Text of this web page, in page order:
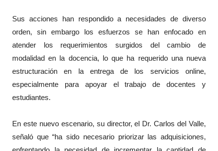
Sus acciones han respondido a necesidades de diverso
orden, sin embargo los esfuerzos se han enfocado en
atender los requerimientos surgidos del cambio de
modalidad en la docencia, lo que ha requerido una nueva
estructuración en la entrega de los servicios online,
especialmente para apoyar el trabajo de docentes y
estudiantes.
En este nuevo escenario, su director, el Dr. Carlos del Valle,
señaló que “ha sido necesario priorizar las adquisiciones,